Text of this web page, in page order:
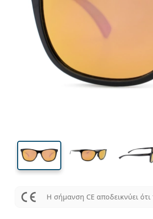
Μήκος σκελετού
42 mm
Ύψος φακού
Η σήμανση CE αποδεικνύει ότι